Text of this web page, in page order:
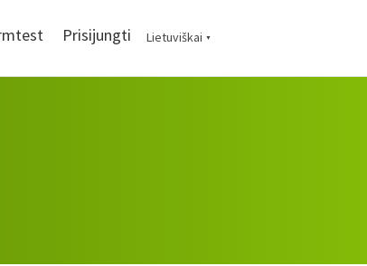
Prisijungti Lietuviškai ▼